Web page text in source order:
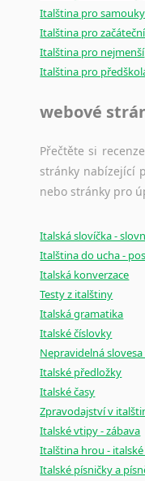
Italština pro samouky
Italština pro
Italština pro nejmenší
Italština pro
webové
Přečtěte si
stránky nabízející
nebo stránky pro
Italská slovíčka -
Italština do ucha -
Italská konverzace
Testy z italštiny
Italská gramatika
Italské číslovky
Nepravidelná
Italské předložky
Italské časy
Zpravodajství v
Italské vtipy - zábava
Italština hrou -
Italské písničky a